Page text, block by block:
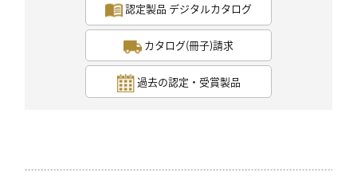
50代 評価 :★★★★★
2025.02
認定製品 デジタルカタログ
カタログ(冊子)請求
過去の認定・受賞製品